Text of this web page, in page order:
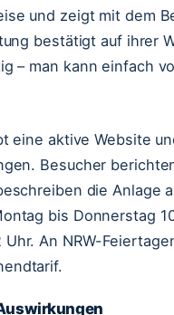
und zeigt mit dem
bestätigt auf ihrer
– man kann einfach
eine aktive Website
Besucher
die Anlage
bis Donnerstag
Uhr. An NRW-